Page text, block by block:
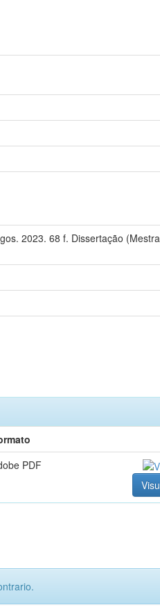
2023. 68 f. Dissertação
PDF